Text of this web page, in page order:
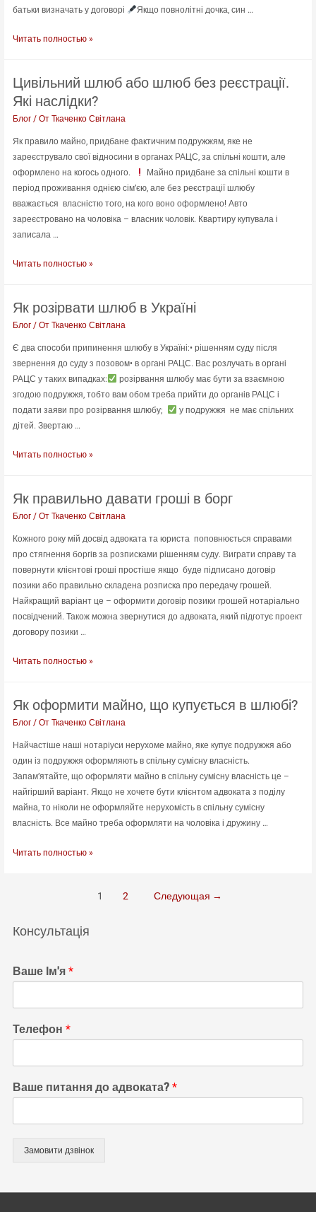
батьки визначать у договорі
Якщо повнолітні дочка, син …
13
Ви
не
знали
аліменти
на
дітей
в
Україні
Читать полностью »
Цивільний шлюб або шлюб без реєстрації.
Які наслідки?
Блог / От Ткаченко Світлана
Як правило майно, придбане фактичним подружжям, яке не
зареєструвало свої відносини в органах РАЦС, за спільні кошти, але
оформлено на когось одного.
Майно придбане за спільні кошти в
період проживання однією сім’єю, але без реєстрації шлюбу
вважається власністю того, на кого воно оформлено! Авто
зареєстровано на чоловіка – власник чоловік. Квартиру купувала і
записала …
Цивільний
шлюб
без
Читать полностью »
Як розірвати шлюб в Україні
Блог / От Ткаченко Світлана
Є два способи припинення шлюбу в Україні:• рішенням суду після
звернення до суду з позовом• в органі РАЦС. Вас розлучать в органі
РАЦС у таких випадках:
розірвання шлюбу має бути за взаємною
згодою подружжя, тобто вам обом треба прийти до органів РАЦС і
подати заяви про розірвання шлюбу;
у подружжя не має спільних
дітей. Звертаю …
Як
в
Україні
Читать полностью »
Як правильно давати гроші в борг
Блог / От Ткаченко Світлана
Кожного року мій досвід адвоката та юриста поповнюється справами
про стягнення боргів за розписками рішенням суду. Виграти справу та
повернути клієнтові гроші простіше якщо буде підписано договір
позики або правильно складена розписка про передачу грошей.
Найкращий варіант це – оформити договір позики грошей нотаріально
посвідчений. Також можна звернутися до адвоката, який підготує проект
договору позики …
Як
гроші
в
Читать полностью »
Як оформити майно, що купується в шлюбі?
Блог / От Ткаченко Світлана
Найчастіше наші нотаріуси нерухоме майно, яке купує подружжя або
один із подружжя оформляють в спільну сумісну власність.
Запам’ятайте, що оформляти майно в спільну сумісну власність це –
найгірший варіант. Якщо не хочете бути клієнтом адвоката з поділу
майна, то ніколи не оформляйте нерухомість в спільну сумісну
власність. Все майно треба оформляти на чоловіка і дружину …
Як
в
Читать полностью »
записям
1 2 Следующая →
Консультація
Ваше Ім'я*
Телефон*
Ваше питання до адвоката?*
Замовити дзвінок